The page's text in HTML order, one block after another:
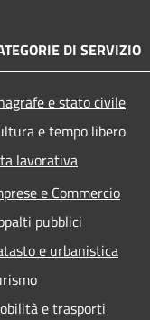
DI SERVIZIO
e stato civile
e tempo libero
lavorativa
e Commercio
pubblici
e urbanistica
e trasporti